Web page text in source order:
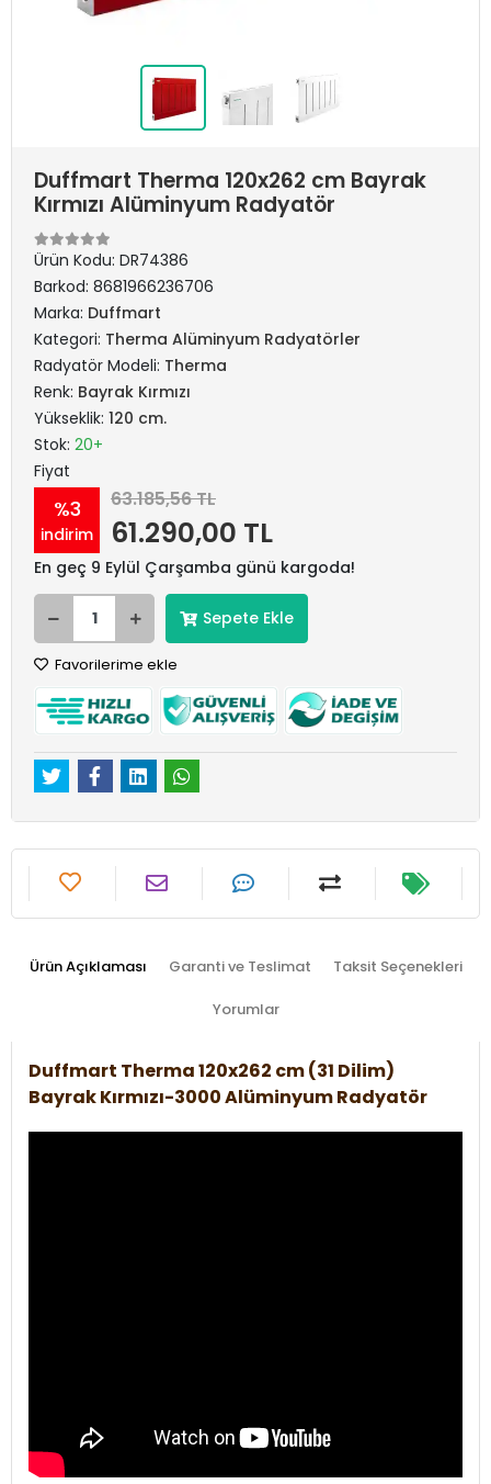
Duffmart Therma 120x262 cm Bayrak
Kırmızı Alüminyum Radyatör
Ürün Kodu: DR74386
Barkod: 8681966236706
Marka: Duffmart
Kategori: Therma Alüminyum Radyatörler
Radyatör Modeli: Therma
Renk: Bayrak Kırmızı
Yükseklik: 120 cm.
Stok: 20+
Fiyat
%3
indirim
63.185,56 TL
61.290,00 TL
En geç 9 Eylül Çarşamba günü kargoda!
Sepete Ekle
Favorilerime ekle
Ürün Açıklaması Garanti ve Teslimat Taksit Seçenekleri
Yorumlar
Duffmart Therma 120x262 cm (31 Dilim)
Bayrak Kırmızı-3000 Alüminyum Radyatör